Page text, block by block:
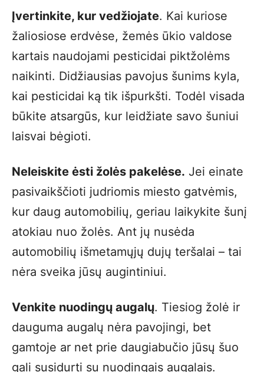
Įvertinkite, kur vedžiojate. Kai kuriose
žaliosiose erdvėse, žemės ūkio valdose
kartais naudojami pesticidai piktžolėms
naikinti. Didžiausias pavojus šunims kyla,
kai pesticidai ką tik išpurkšti. Todėl visada
būkite atsargūs, kur leidžiate savo šuniui
laisvai bėgioti.
Neleiskite ėsti žolės pakelėse. Jei einate
pasivaikščioti judriomis miesto gatvėmis,
kur daug automobilių, geriau laikykite šunį
atokiau nuo žolės. Ant jų nusėda
automobilių išmetamųjų dujų teršalai – tai
nėra sveika jūsų augintiniui.
Venkite nuodingų augalų. Tiesiog žolė ir
dauguma augalų nėra pavojingi, bet
gamtoje ar net prie daugiabučio jūsų šuo
gali susidurti su nuodingais augalais.